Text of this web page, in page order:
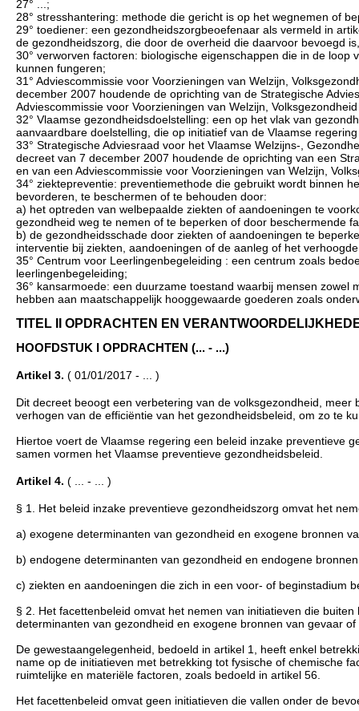
27° ...;
28° stresshantering: methode die gericht is op het wegnemen of
29° toediener: een gezondheidszorgbeoefenaar als vermeld in
de gezondheidszorg, die door de overheid die daarvoor bevoegd
30° verworven factoren: biologische eigenschappen die in de
kunnen fungeren;
31° Adviescommissie voor Voorzieningen van Welzijn,
december 2007 houdende de oprichting van de Strategische
Adviescommissie voor Voorzieningen van Welzijn,
32° Vlaamse gezondheidsdoelstelling: een op het vlak van
aanvaardbare doelstelling, die op initiatief van de Vlaamse
33° Strategische Adviesraad voor het Vlaamse Welzijns-,
decreet van 7 december 2007 houdende de oprichting van een
en van een Adviescommissie voor Voorzieningen van Welzijn,
34° ziektepreventie: preventiemethode die gebruikt wordt binnen
bevorderen, te beschermen of te behouden door:
a) het optreden van welbepaalde ziekten of aandoeningen te
gezondheid weg te nemen of te beperken of door beschermende
b) de gezondheidsschade door ziekten of aandoeningen te
interventie bij ziekten, aandoeningen of de aanleg of het
35° Centrum voor Leerlingenbegeleiding : een centrum zoals
leerlingenbegeleiding;
36° kansarmoede: een duurzame toestand waarbij mensen
hebben aan maatschappelijk hooggewaarde goederen zoals
TITEL II OPDRACHTEN EN
HOOFDSTUK I OPDRACHTEN (... - ...)
Artikel 3. ( 01/01/2017 - ... )
Dit decreet beoogt een verbetering van de volksgezondheid,
verhogen van de efficiëntie van het gezondheidsbeleid, om zo te
Hiertoe voert de Vlaamse regering een beleid inzake preventieve
samen vormen het Vlaamse preventieve gezondheidsbeleid.
Artikel 4. ( ... - ... )
§ 1. Het beleid inzake preventieve gezondheidszorg omvat het
a) exogene determinanten van gezondheid en exogene bronnen
b) endogene determinanten van gezondheid en endogene
c) ziekten en aandoeningen die zich in een voor- of beginstadium
§ 2. Het facettenbeleid omvat het nemen van initiatieven die
determinanten van gezondheid en exogene bronnen van gevaar
De gewestaangelegenheid, bedoeld in artikel 1, heeft enkel
name op de initiatieven met betrekking tot fysische of chemische
ruimtelijke en materiële factoren, zoals bedoeld in artikel 56.
Het facettenbeleid omvat geen initiatieven die vallen onder de